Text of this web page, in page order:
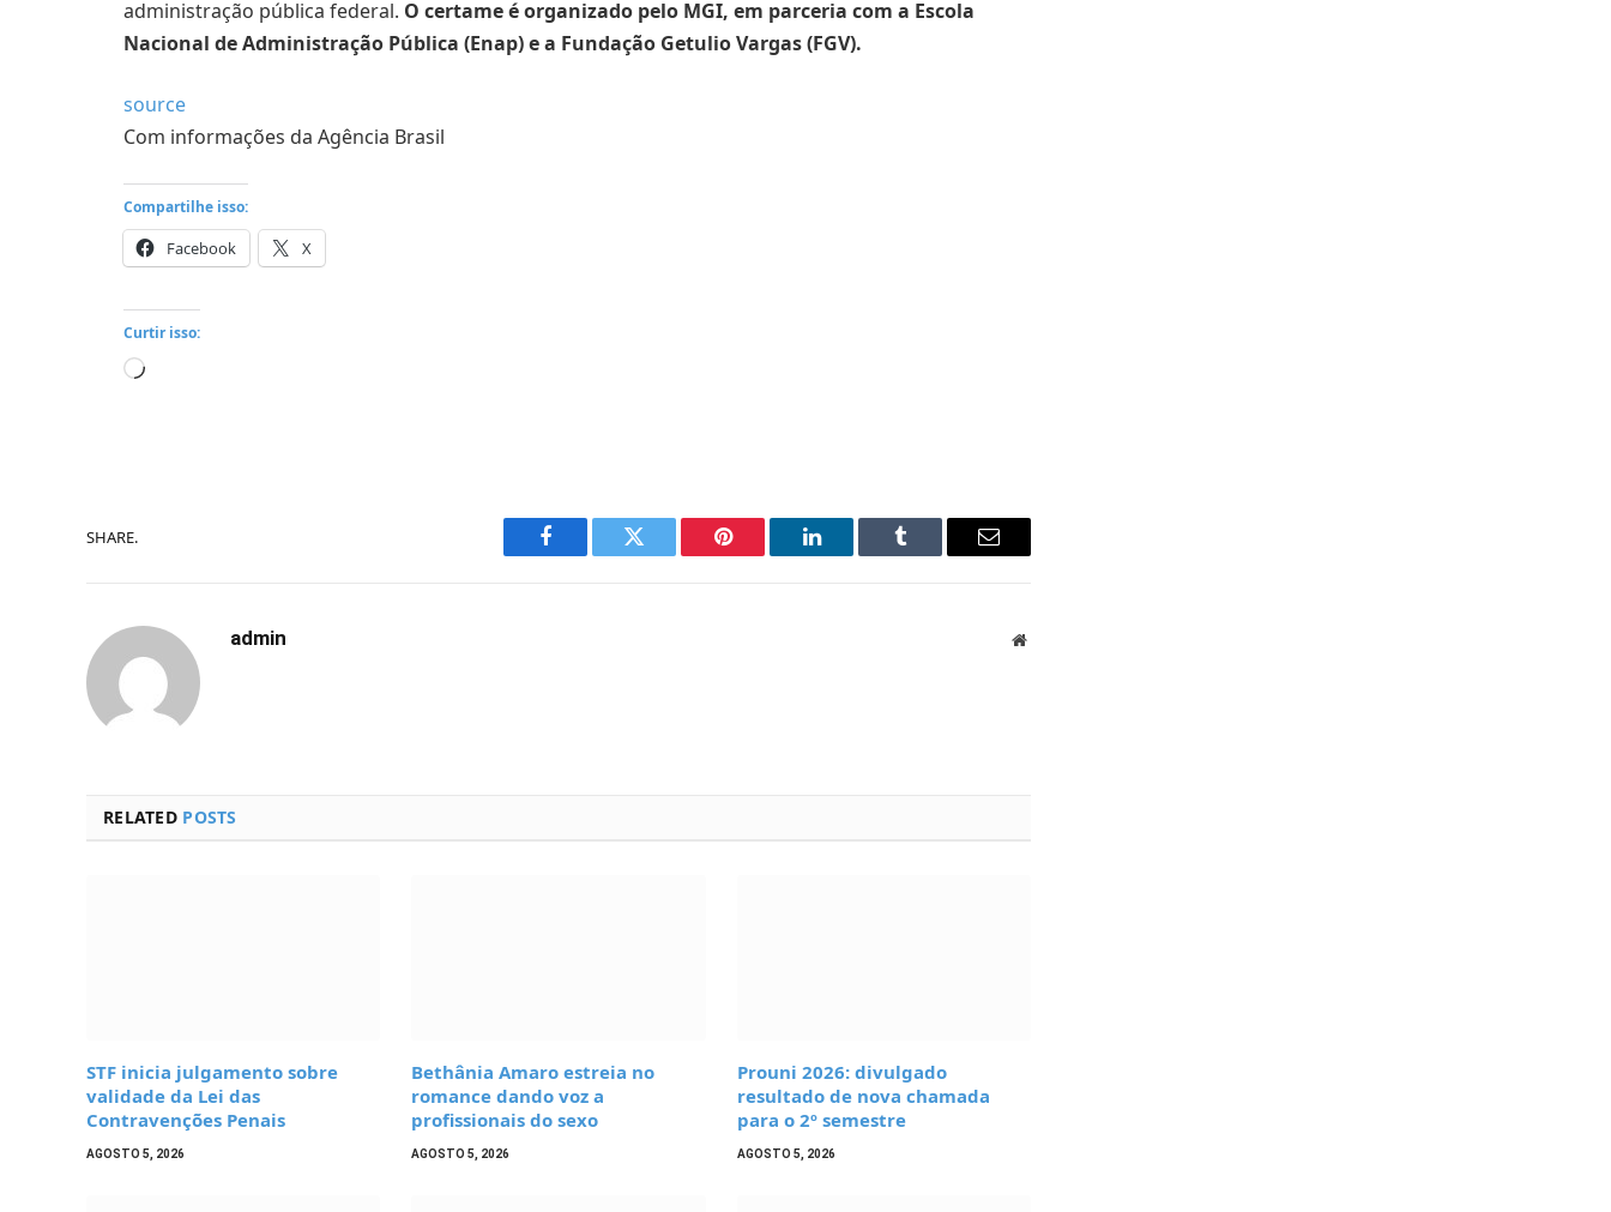
administração pública federal. O certame é organizado pelo MGI, em parceria com a Escola
Nacional de Administração Pública (Enap) e a Fundação Getulio Vargas (FGV).
source
Com informações da Agência Brasil
Compartilhe isso:
Facebook X
Curtir isso:
Carregando...
SHARE.
Facebook Twitter Pinterest LinkedIn Tumblr Email
admin Website
RELATED POSTS
STF inicia julgamento sobre
validade da Lei das
Contravenções Penais
AGOSTO 5, 2026
Bethânia Amaro estreia no
romance dando voz a
profissionais do sexo
AGOSTO 5, 2026
Prouni 2026: divulgado
resultado de nova chamada
para o 2º semestre
AGOSTO 5, 2026